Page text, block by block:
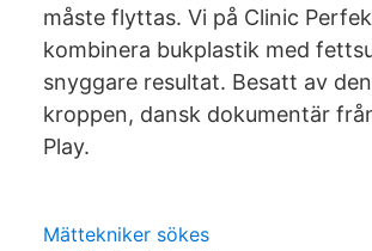
måste flyttas. Vi på Clinic
kombinera bukplastik med
snyggare resultat. Besatt av
kroppen, dansk dokumentär
Play.
Mättekniker sökes